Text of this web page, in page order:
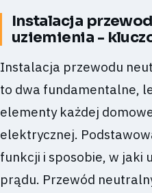
Instalacja
uziemienia -
Instalacja przewodu
to dwa fundamentalne,
elementy każdej
elektrycznej.
funkcji i sposobie, w jaki
prądu. Przewód